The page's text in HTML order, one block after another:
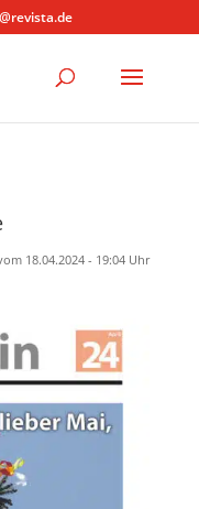
18.04.2024 - 19:04 Uhr